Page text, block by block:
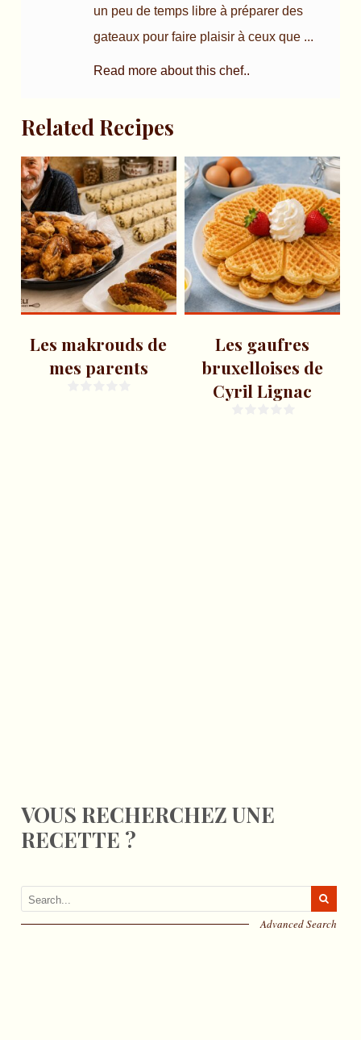
un peu de temps libre à préparer des
gateaux pour faire plaisir à ceux que ...
Read more about this chef..
Related Recipes
Les makrouds de
mes parents
Les gaufres
bruxelloises de
Cyril Lignac
VOUS RECHERCHEZ UNE
RECETTE ?
Advanced Search